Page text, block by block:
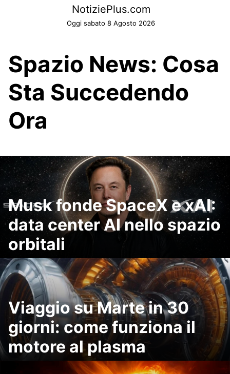
NotiziePlus.com
Oggi sabato 8 Agosto 2026
Spazio News: Cosa
Sta Succedendo
Ora
Musk fonde SpaceX e xAI:
data center AI nello spazio
orbitali
Viaggio su Marte in 30
giorni: come funziona il
motore al plasma